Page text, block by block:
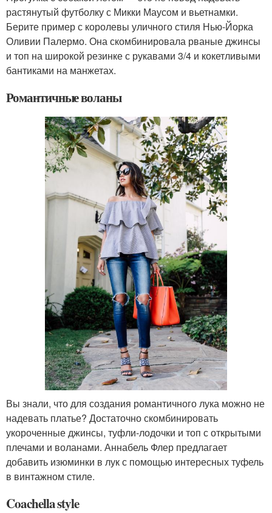
растянутый футболку с Микки Маусом и вьетнамки.
Берите пример с королевы уличного стиля Нью-Йорка
Оливии Палермо. Она скомбинировала рваные джинсы
и топ на широкой резинке с рукавами 3/4 и кокетливыми
бантиками на манжетах.
Романтичные воланы
Вы знали, что для создания романтичного лука можно не
надевать платье? Достаточно скомбинировать
укороченные джинсы, туфли-лодочки и топ с открытыми
плечами и воланами. Аннабель Флер предлагает
добавить изюминки в лук с помощью интересных туфель
в винтажном стиле.
Coachella style